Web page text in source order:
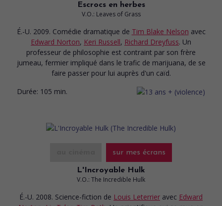
Escrocs en herbes
V.O.: Leaves of Grass
É.-U. 2009. Comédie dramatique de Tim Blake Nelson avec
Edward Norton, Keri Russell, Richard Dreyfuss. Un
professeur de philosophie est contraint par son frère
jumeau, fermier impliqué dans le trafic de marijuana, de se
faire passer pour lui auprès d'un caïd.
Durée: 105 min.
sur mes écrans
L'Incroyable Hulk
V.O.: The Incredible Hulk
É.-U. 2008. Science-fiction de Louis Leterrier avec Edward